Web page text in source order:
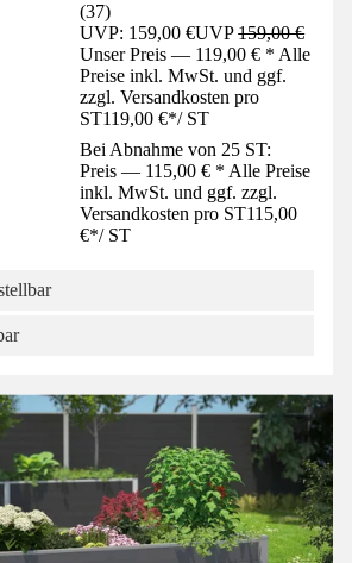
(37)
UVP: 159,00 €UVP159,00 €
Unser Preis — 119,00 € * Alle
Preise inkl. MwSt. und ggf.
zzgl. Versandkosten pro
ST119,00 €*/ ST
Bei Abnahme von 25 ST:
Preis — 115,00 € * Alle Preise
inkl. MwSt. und ggf. zzgl.
Versandkosten pro ST115,00
€*/ ST